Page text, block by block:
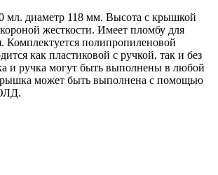
диаметр 118 мм. Высота с крышкой
жесткости. Имеет пломбу для
Комплектуется полипропиленовой
как пластиковой с ручкой, так и без
и ручка могут быть выполнены в любой
может быть выполнена с помощью